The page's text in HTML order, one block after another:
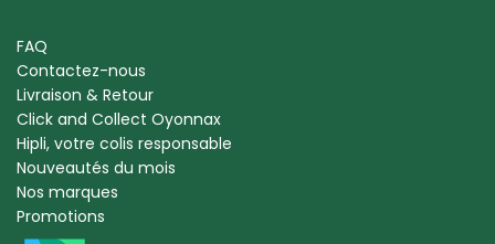
FAQ
Contactez-nous
Livraison & Retour
Click and Collect Oyonnax
Hipli, votre colis responsable
Nouveautés du mois
Nos marques
Promotions